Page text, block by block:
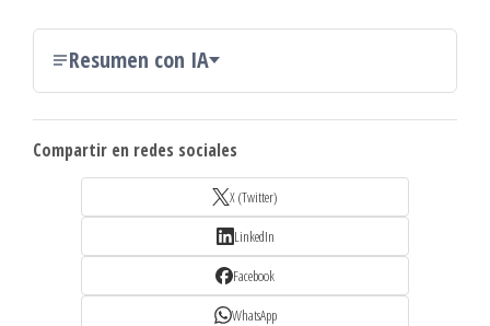
Resumen con IA
Compartir en redes sociales
X (Twitter)
LinkedIn
Facebook
WhatsApp